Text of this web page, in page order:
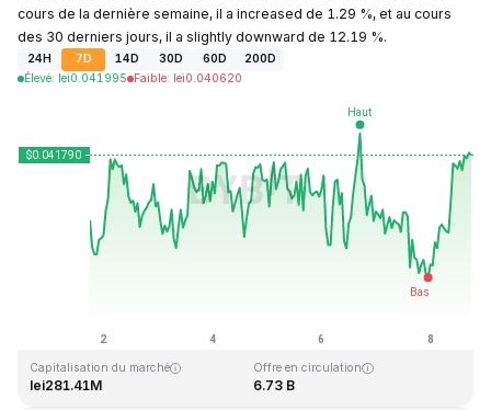
cours de la dernière semaine, il a increased de 1.29 %, et au cours
des 30 derniers jours, il a slightly downward de 12.19 %.
24H 7D 14D 30D 60D
200D
Élevé: lei0.041995 Faible: lei0.040620
lei0.040542
Capitalisation du marché
lei281.41M
Offre en circulation
6.73 B